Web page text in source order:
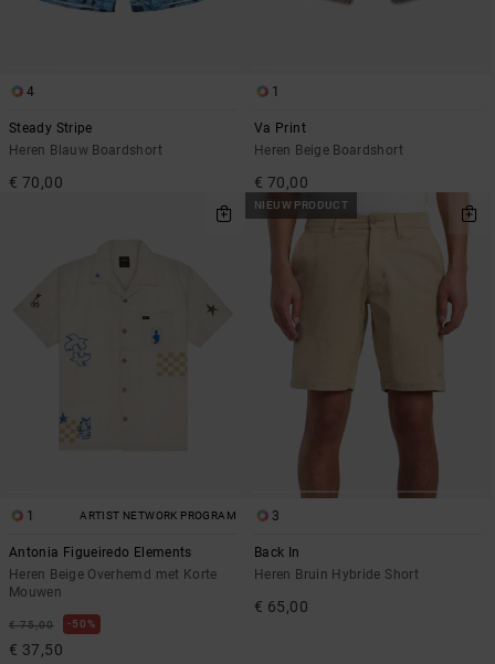
4
Steady Stripe
Heren Blauw Boardshort
€ 70,00
1
Va Print
Heren Beige Boardshort
€ 70,00
1 ARTIST NETWORK PROGRAM
Antonia Figueiredo Elements
Heren Beige Overhemd met Korte
Mouwen
€ 75,00 50%
€ 37,50
NIEUW PRODUCT
3
Back In
Heren Bruin Hybride Short
€ 65,00